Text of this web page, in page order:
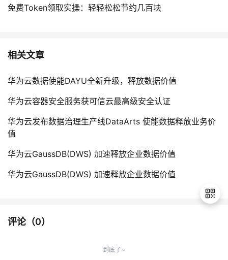
免费Token领取实操：轻轻松松节约几百块
相关文章
华为云数据使能DAYU全新升级，释放数据价值
华为云容器安全服务获可信云最高级安全认证
华为云发布数据治理生产线DataArts 使能数据释放业务价
值
华为云GaussDB(DWS) 加速释放企业数据价值
华为云GaussDB(DWS) 加速释放企业数据价值
评论（0）
到底了~